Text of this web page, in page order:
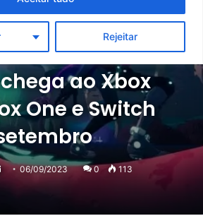
Rejeitar
Xbox
ao Xbox
One e Switch
Mande
um
06/09/2023 0 113